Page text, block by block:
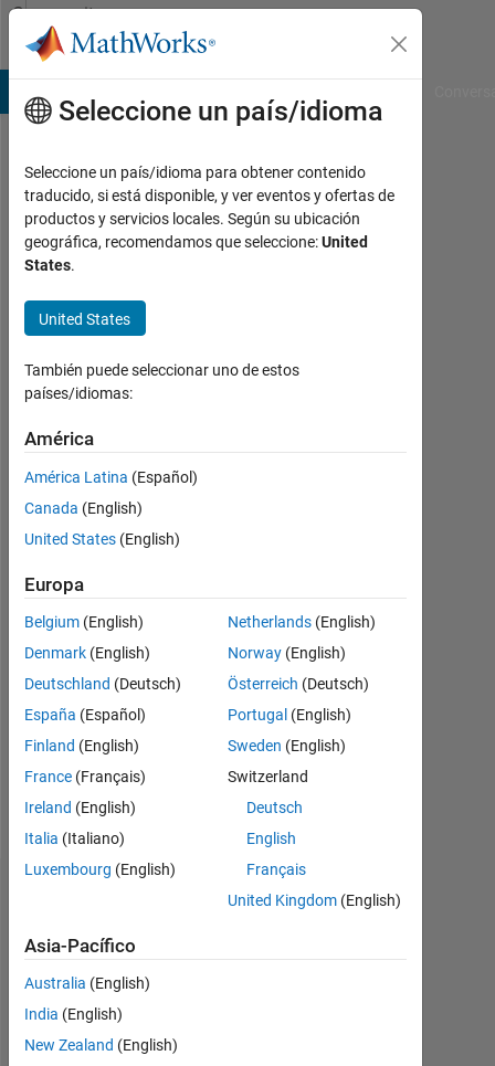
Saltar al contenido
Community
Profile
Bora
Eryilmaz
MathWorks
seen:
3
hace
Con
actividad
desde
Followers:
0
0
Follow
Mensaje
Estadística
All MATLAB Answers
-20
-10 80
90
Seleccione un país/idioma
Seleccione un país/idioma para obtener contenido
traducido, si está disponible, y ver eventos y ofertas de
productos y servicios locales. Según su ubicación
geográfica, recomendamos que seleccione:United
States.
United States
También puede seleccionar uno de estos
países/idiomas:
América
América Latina (Español)
Canada (English)
United States (English)
Europa
Belgium (English)
Denmark (English)
Deutschland (Deutsch)
España (Español)
Finland (English)
France (Français)
Ireland (English)
Italia (Italiano)
Luxembourg (English)
Netherlands(English)
Norway(English)
Österreich (Deutsch)
Portugal (English)
Sweden (English)
Switzerland
Deutsch
English
Français
United Kingdom(English)
Asia-Pacífico
Australia (English)
India (English)
New Zealand (English)